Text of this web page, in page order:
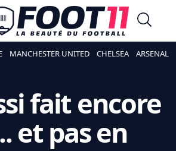
MANCHESTER UNITED CHELSEA ARSENAL
fait encore
et pas en